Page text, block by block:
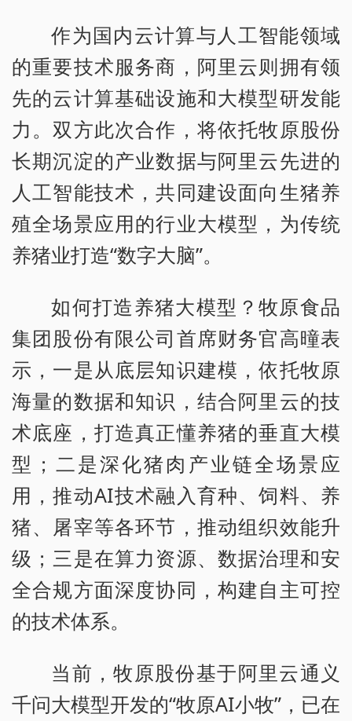
作为国内云计算与人工智能领域
的重要技术服务商，阿里云则拥有领
先的云计算基础设施和大模型研发能
力。双方此次合作，将依托牧原股份
长期沉淀的产业数据与阿里云先进的
人工智能技术，共同建设面向生猪养
殖全场景应用的行业大模型，为传统
养猪业打造“数字大脑”。
如何打造养猪大模型？牧原食品
集团股份有限公司首席财务官高曈表
示，一是从底层知识建模，依托牧原
海量的数据和知识，结合阿里云的技
术底座，打造真正懂养猪的垂直大模
型；二是深化猪肉产业链全场景应
用，推动AI技术融入育种、饲料、养
猪、屠宰等各环节，推动组织效能升
级；三是在算力资源、数据治理和安
全合规方面深度协同，构建自主可控
的技术体系。
当前，牧原股份基于阿里云通义
千问大模型开发的“牧原AI小牧”，已在